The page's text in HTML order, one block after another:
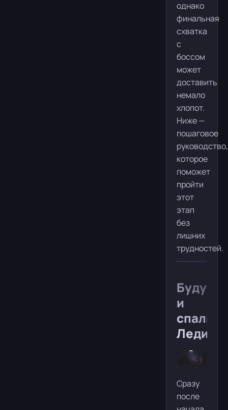
однако
финальная
схватка
с
боссом
может
доставить
немало
хлопот.
Ниже —
пошаговое
руководство,
которое
поможет
пройти
этот
этап
без
лишних
трудностей.
Будуар
и
спальня
Леди
Сразу
после